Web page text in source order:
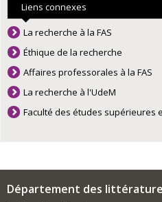
Liens connexes
La recherche à la FAS
Éthique de la recherche
Affaires professorales à la FAS
La recherche à l'UdeM
Faculté des études supérieures
Département des